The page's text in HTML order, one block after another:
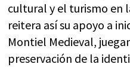
cultural y el turismo en
reitera así su apoyo a
Montiel Medieval,
preservación de la